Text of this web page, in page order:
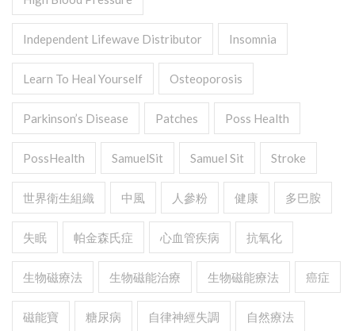
Independent Lifewave Distributor Insomnia
Learn To Heal Yourself Osteoporosis
Parkinson’s Disease Patches Poss Health
PossHealth SamuelSit Samuel Sit Stroke
世界衛生組織 中風 人參粉 健康 多巴胺
失眠 帕金森氏症 心血管疾病 抗氧化
生物磁療法 生物磁能治療 生物磁能療法 癌症
磁能寶 糖尿病 自律神經失調 自然療法